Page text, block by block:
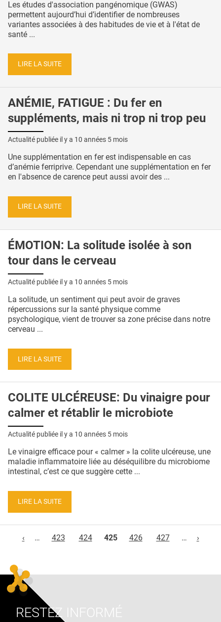
Les études d'association pangénomique (GWAS)
permettent aujourd’hui d’identifier de nombreuses
variantes associées à des habitudes de vie et à l'état de
santé ...
LIRE LA SUITE
ANÉMIE, FATIGUE : Du fer en
suppléments, mais ni trop ni trop peu
Actualité publiée il y a 10 années 5 mois
Une supplémentation en fer est indispensable en cas
d’anémie ferriprive. Cependant une supplémentation en fer
en l'absence de carence peut aussi avoir des ...
LIRE LA SUITE
ÉMOTION: La solitude isolée à son
tour dans le cerveau
Actualité publiée il y a 10 années 5 mois
La solitude, un sentiment qui peut avoir de graves
répercussions sur la santé physique comme
psychologique, vient de trouver sa zone précise dans notre
cerveau ...
LIRE LA SUITE
COLITE ULCÉREUSE: Du vinaigre pour
calmer et rétablir le microbiote
Actualité publiée il y a 10 années 5 mois
Le vinaigre efficace pour « calmer » la colite ulcéreuse, une
maladie inflammatoire liée au déséquilibre du microbiome
intestinal, c’est ce que suggère cette ...
LIRE LA SUITE
‹
… 423 424 425 426 427 … ›
RESTEZ INFORMÉ